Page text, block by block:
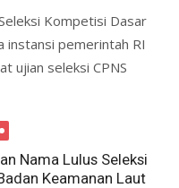
Kompetisi Dasar
instansi pemerintah RI
ujian seleksi CPNS
Nama Lulus Seleksi
Keamanan Laut